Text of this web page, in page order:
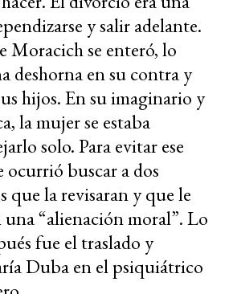
y salir adelante.
Moracich se enteró, lo
deshorna en su contra y
hijos. En su imaginario y
la mujer se estaba
solo. Para evitar ese
ocurrió buscar a dos
que la revisaran y que le
“alienación moral”. Lo
fue el traslado y
Duba en el psiquiátrico